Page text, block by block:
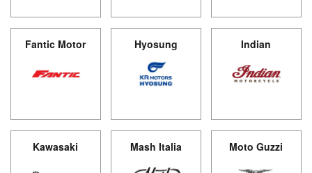
Fantic Motor Hyosung Indian
Kawasaki Mash Italia Moto Guzzi